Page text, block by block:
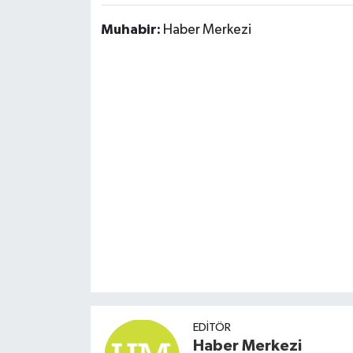
Muhabir: Haber Merkezi
EDITÖR
Haber Merkezi